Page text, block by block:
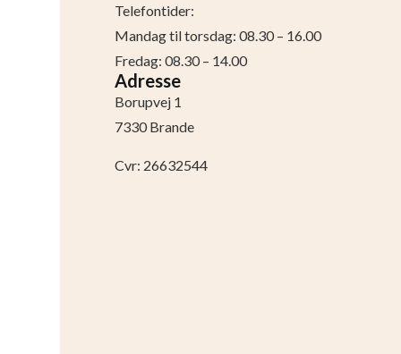
Telefontider:
Mandag til torsdag: 08.30 – 16.00
Fredag: 08.30 – 14.00
Adresse
Borupvej 1
7330 Brande
Cvr: 26632544